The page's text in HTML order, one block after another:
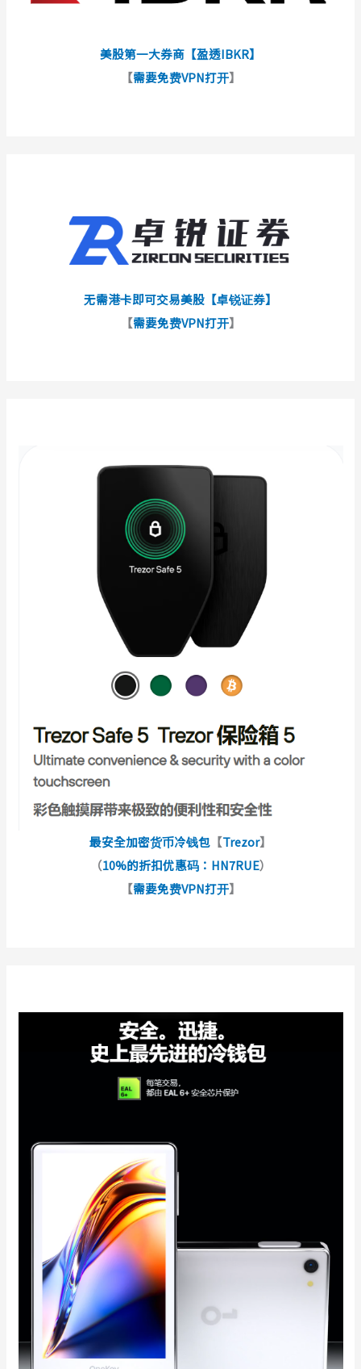
美股第一大券商【盈透IBKR】
【需要免费VPN打开】
无需港卡即可交易美股【卓锐证券】
【需要免费VPN打开】
最安全加密货币冷钱包 【Trezor】
（10%的折扣优惠码：HN7RUE）
【需要免费VPN打开】